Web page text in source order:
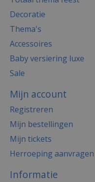
Decoratie
Thema's
Accessoires
Baby versiering luxe
Sale
Mijn account
Registreren
Mijn bestellingen
Mijn tickets
Herroeping aanvragen
Informatie